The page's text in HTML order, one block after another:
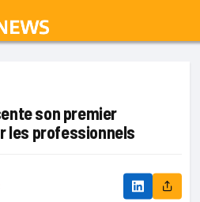
son premier
les professionnels